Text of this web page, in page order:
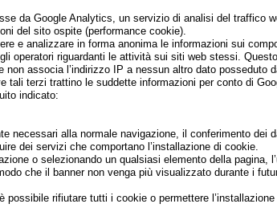
da Google Analytics, un servizio di analisi del
del sito ospite (performance cookie).
e analizzare in forma anonima le informazioni sui
operatori riguardanti le attività sui siti web stessi.
associa l’indirizzo IP a nessun altro dato
tali terzi trattino le suddette informazioni per conto di
indicato:
necessari alla normale navigazione, il conferimento
dei servizi che comportano l’installazione di cookie.
o selezionando un qualsiasi elemento della
che il banner non venga più visualizzato durante i
possibile rifiutare tutti i cookie o permettere